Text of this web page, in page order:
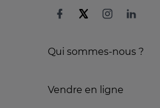
Qui sommes-nous ?
Vendre en ligne